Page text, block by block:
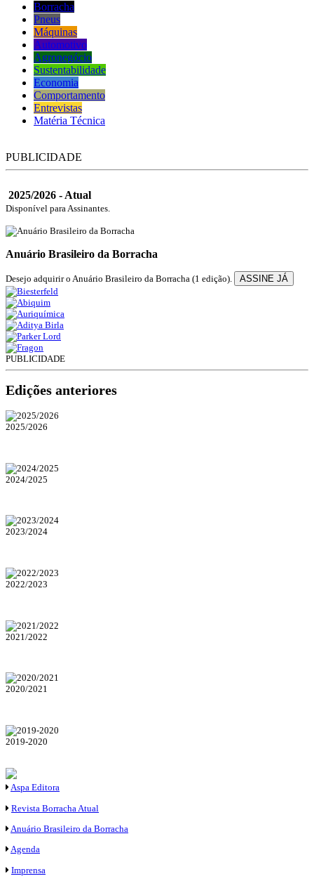
Borracha
Pneus
Máquinas
Automotivo
Agronegócio
Sustentabilidade
Economia
Comportamento
Entrevistas
Matéria Técnica
PUBLICIDADE
2025/2026 - Atual
Disponível para Assinantes.
Anuário Brasileiro da Borracha
Desejo adquirir o Anuário Brasileiro da Borracha (1 edição). ASSINE JÁ
PUBLICIDADE
Edições anteriores
2025/2026
2024/2025
2023/2024
2022/2023
2021/2022
2020/2021
2019-2020
Aspa Editora
Revista Borracha Atual
Anuário Brasileiro da Borracha
Agenda
Imprensa